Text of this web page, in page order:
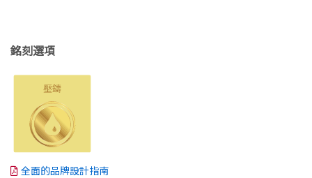
銘刻選項
全面的品牌設計指南